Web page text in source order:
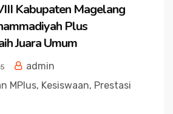
Kabupaten Magelang
Plus
Juara Umum
admin
MPlus, Kesiswaan, Prestasi